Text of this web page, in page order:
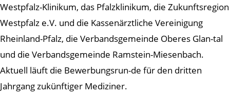
Westpfalz-Klinikum, das Pfalzklinikum, die Zukunftsregion
Westpfalz e.V. und die Kassenärztliche Vereinigung
Rheinland-Pfalz, die Verbandsgemeinde Oberes Glan-tal
und die Verbandsgemeinde Ramstein-Miesenbach.
Aktuell läuft die Bewerbungsrun-de für den dritten
Jahrgang zukünftiger Mediziner.